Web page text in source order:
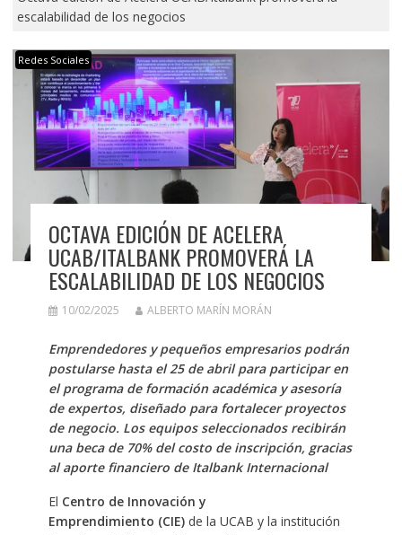
escalabilidad de los negocios
Redes Sociales
OCTAVA EDICIÓN DE ACELERA
UCAB/ITALBANK PROMOVERÁ LA
ESCALABILIDAD DE LOS NEGOCIOS
10/02/2025 ALBERTO MARÍN MORÁN
Emprendedores y pequeños empresarios podrán
postularse hasta el 25 de abril para participar en
el programa de formación académica y asesoría
de expertos, diseñado para fortalecer proyectos
de negocio. Los equipos seleccionados recibirán
una beca de 70% del costo de inscripción, gracias
al aporte financiero de Italbank Internacional
El Centro de Innovación y
Emprendimiento (CIE)de la UCAB y la institución